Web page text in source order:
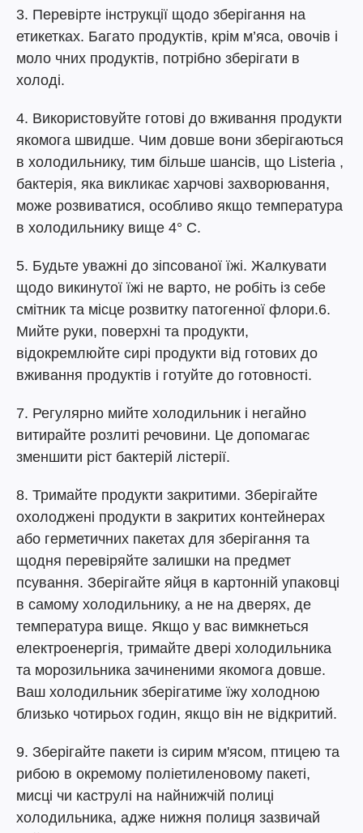
3. Перевірте інструкції щодо зберігання на
етикетках. Багато продуктів, крім м’яса, овочів і
моло чних продуктів, потрібно зберігати в
холоді.
4. Використовуйте готові до вживання продукти
якомога швидше. Чим довше вони зберігаються
в холодильнику, тим більше шансів, що Listeria ,
бактерія, яка викликає харчові захворювання,
може розвиватися, особливо якщо температура
в холодильнику вище 4° C.
5. Будьте уважні до зіпсованої їжі. Жалкувати
щодо викинутої їжі не варто, не робіть із себе
смітник та місце розвитку патогенної флори.6.
Мийте руки, поверхні та продукти,
відокремлюйте сирі продукти від готових до
вживання продуктів і готуйте до готовності.
7. Регулярно мийте холодильник і негайно
витирайте розлиті речовини. Це допомагає
зменшити ріст бактерій лістерії.
8. Тримайте продукти закритими. Зберігайте
охолоджені продукти в закритих контейнерах
або герметичних пакетах для зберігання та
щодня перевіряйте залишки на предмет
псування. Зберігайте яйця в картонній упаковці
в самому холодильнику, а не на дверях, де
температура вище. Якщо у вас вимкнеться
електроенергія, тримайте двері холодильника
та морозильника зачиненими якомога довше.
Ваш холодильник зберігатиме їжу холодною
близько чотирьох годин, якщо він не відкритий.
9. Зберігайте пакети із сирим м'ясом, птицею та
рибою в окремому поліетиленовому пакеті,
мисці чи каструлі на найнижчій полиці
холодильника, адже нижня полиця зазвичай